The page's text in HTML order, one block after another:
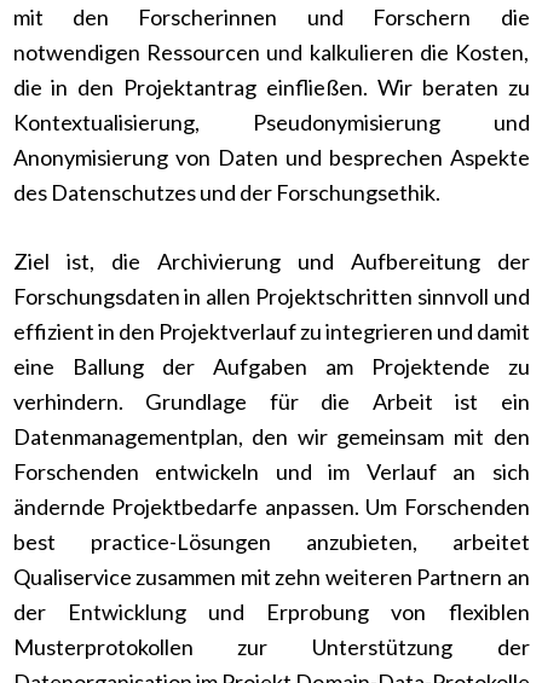
mit den Forscherinnen und Forschern die
notwendigen Ressourcen und kalkulieren die Kosten,
die in den Projektantrag einfließen. Wir beraten zu
Kontextualisierung, Pseudonymisierung und
Anonymisierung von Daten und besprechen Aspekte
des Datenschutzes und der Forschungsethik.
Ziel ist, die Archivierung und Aufbereitung der
Forschungsdaten in allen Projektschritten sinnvoll und
effizient in den Projektverlauf zu integrieren und damit
eine Ballung der Aufgaben am Projektende zu
verhindern. Grundlage für die Arbeit ist ein
Datenmanagementplan, den wir gemeinsam mit den
Forschenden entwickeln und im Verlauf an sich
ändernde Projektbedarfe anpassen. Um Forschenden
best practice-Lösungen anzubieten, arbeitet
Qualiservice zusammen mit zehn weiteren Partnern an
der Entwicklung und Erprobung von flexiblen
Musterprotokollen zur Unterstützung der